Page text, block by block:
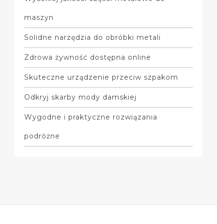
maszyn
Solidne narzędzia do obróbki metali
Zdrowa żywność dostępna online
Skuteczne urządzenie przeciw szpakom
Odkryj skarby mody damskiej
Wygodne i praktyczne rozwiązania
podróżne